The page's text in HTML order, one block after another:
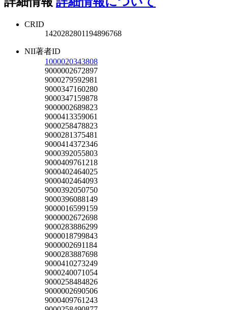
CRID
1420282801194896768
NII著者ID
1000020343808
9000002672897
9000279592981
9000347160280
9000347159878
9000002689823
9000413359061
9000258478823
9000281375481
9000414372346
9000392055803
9000409761218
9000402464025
9000402464093
9000392050750
9000396088149
9000016599159
9000002672698
9000283886299
9000018799843
9000002691184
9000283887698
9000410273249
9000240071054
9000258484826
9000002690506
9000409761243